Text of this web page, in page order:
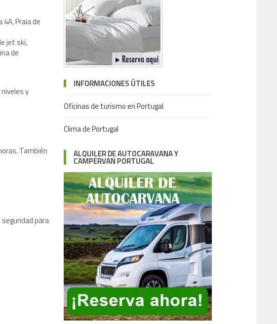
Praia de
jet ski,
de
y
También
para
INFORMACIONES ÚTILES
Oficinas de turismo en Portugal
Clima de Portugal
ALQUILER DE AUTOCARAVANA Y
CAMPERVAN PORTUGAL